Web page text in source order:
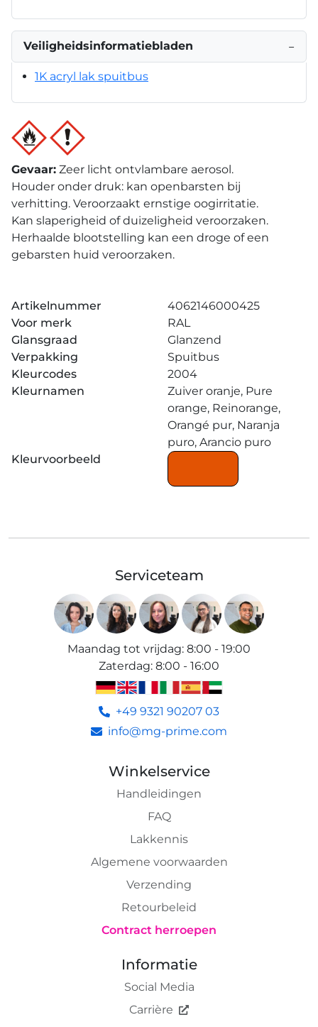
Veiligheidsinformatiebladen −
1K acryl lak spuitbus
Gevaar: Zeer licht ontvlambare aerosol.
Houder onder druk: kan openbarsten bij
verhitting. Veroorzaakt ernstige oogirritatie.
Kan slaperigheid of duizeligheid veroorzaken.
Herhaalde blootstelling kan een droge of een
gebarsten huid veroorzaken.
Artikelnummer
4062146000425
Voor merk
RAL
Glansgraad
Glanzend
Verpakking
Spuitbus
Kleurcodes
2004
Kleurnamen
Zuiver oranje, Pure
orange, Reinorange,
Orangé pur, Naranja
puro, Arancio puro
Kleurvoorbeeld
Serviceteam
Maandag tot vrijdag: 8:00 - 19:00
Zaterdag: 8:00 - 16:00
+49 9321 90207 03
info@mg-prime.com
Winkelservice
Handleidingen
FAQ
Lakkennis
Algemene voorwaarden
Verzending
Retourbeleid
Contract herroepen
Informatie
Social Media
Carrière